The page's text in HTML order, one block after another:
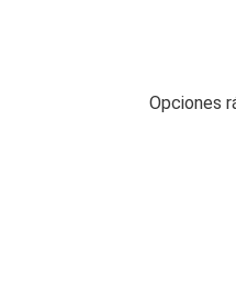
Opciones